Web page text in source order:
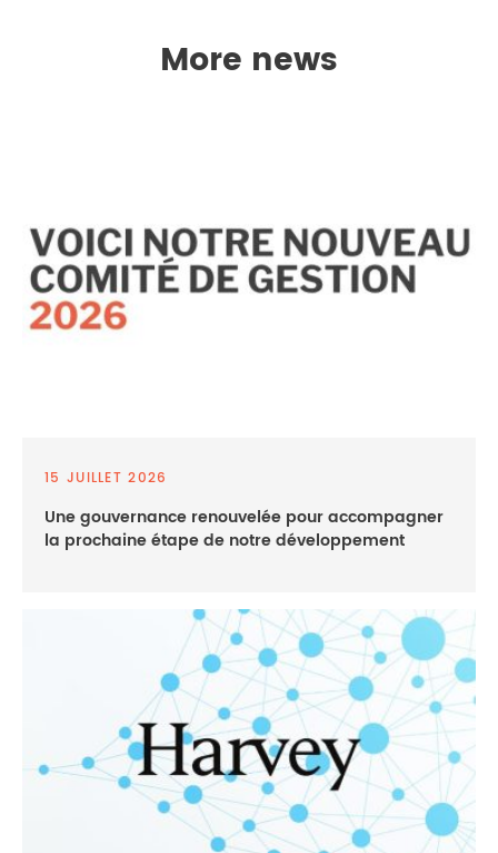
More news
15 JUILLET 2026
Une gouvernance renouvelée pour accompagner
la prochaine étape de notre développement